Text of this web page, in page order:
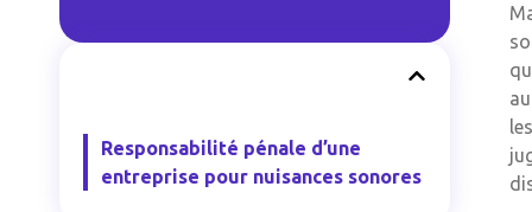
Responsabilité pénale d’une
entreprise pour nuisances sonores